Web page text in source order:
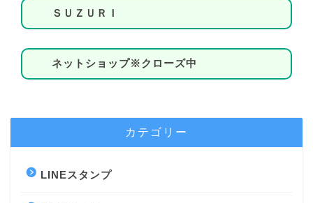
ＳＵＺＵＲＩ
ネットショップ※クローズ中
カテゴリー
LINEスタンプ